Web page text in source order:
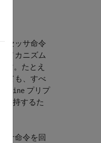
セッサ命令
メカニズム
す。たとえ
ても、すべ
#define プリプ
維持するた
サ命令を回